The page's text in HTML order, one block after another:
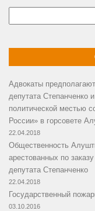
Адвокаты
депутата Степанченко
политической местью
России» в горсовете
22.04.2018
Общественность
арестованных по
депутата Степанченко
22.04.2018
Государственный
03.10.2016